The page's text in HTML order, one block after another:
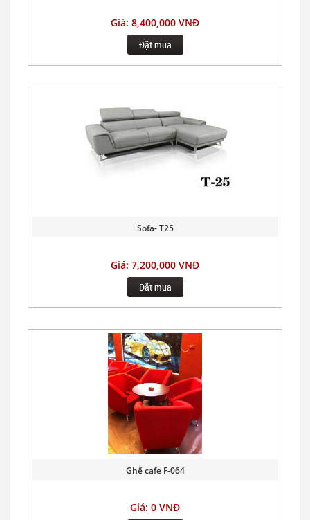
Giá: 8,400,000 VNĐ
Đặt mua
Sofa- T25
Giá: 7,200,000 VNĐ
Đặt mua
Ghế cafe F-064
Giá: 0 VNĐ